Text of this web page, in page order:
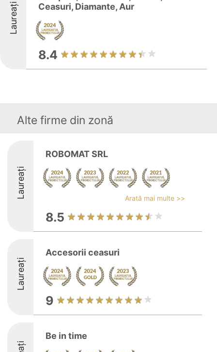
Laureați
Ceasuri, Diamante, Aur
8.4
Alte firme din zonă
Laureați
ROBOMAT SRL
Arată mai multe >>
8.5
Laureați
Accesorii ceasuri
9
Be in time